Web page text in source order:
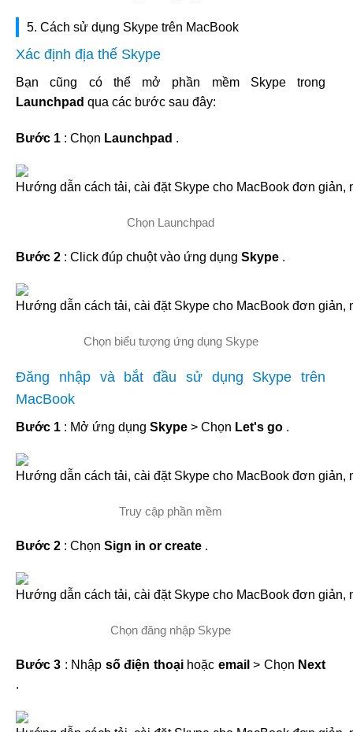
5. Cách sử dụng Skype trên MacBook
Xác định địa thế Skype
Bạn cũng có thể mở phần mềm Skype trong
Launchpad qua các bước sau đây:
Bước 1 : Chọn Launchpad .
Chọn Launchpad
Bước 2 : Click đúp chuột vào ứng dụng Skype .
Chọn biểu tượng ứng dụng Skype
Đăng nhập và bắt đầu sử dụng Skype trên
MacBook
Bước 1 : Mở ứng dụng Skype > Chọn Let's go .
Truy cập phần mềm
Bước 2 : Chọn Sign in or create .
Chọn đăng nhập Skype
Bước 3 : Nhập số điện thoại hoặc email> Chọn Next
.